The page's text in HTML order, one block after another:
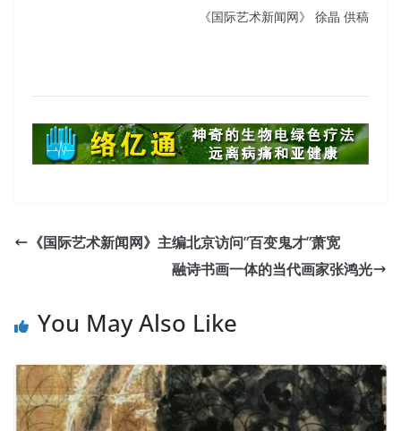
《国际艺术新闻网》 徐晶 供稿
《国际艺术新闻网》主编北京访问”百变鬼才”萧宽
融诗书画一体的当代画家张鸿光
You May Also Like